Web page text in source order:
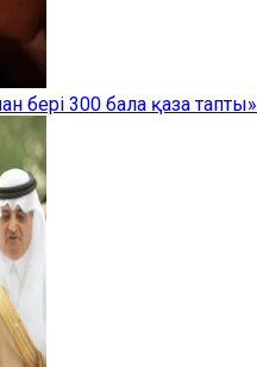
бері 300 бала қаза тапты»